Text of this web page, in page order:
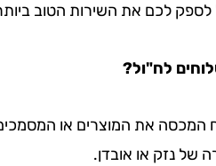
לכם את השירות הטוב ביותר.
לח"ול?
את המוצרים או המסמכים
או אובדן.